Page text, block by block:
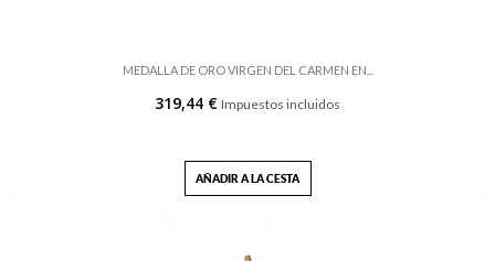
MEDALLA DE ORO VIRGEN DEL CARMEN EN...
319,44 € Impuestos incluidos
AÑADIR A LA CESTA